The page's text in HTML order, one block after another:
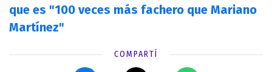
que es "100 veces más fachero que Mariano
Martínez"
COMPARTÍ